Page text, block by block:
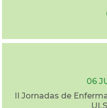
06
II Jornadas de